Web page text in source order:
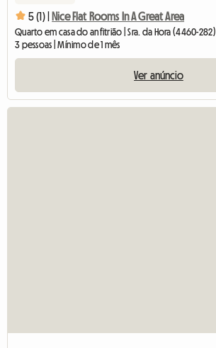
5 (1) | Nice Flat Rooms In A Great Area
Quarto em casa do anfitrião | Sra. da Hora (4460-282)
3 pessoas | Mínimo de 1 mês
Ver anúncio